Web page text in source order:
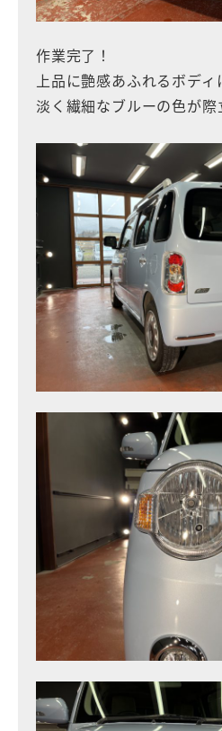
作業完了！
上品に艶感あふれるボデ
淡く繊細なブルーの色が